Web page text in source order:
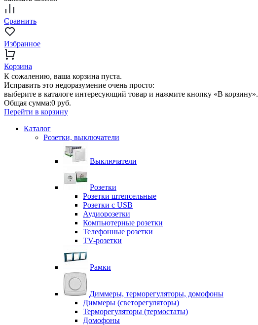
Сравнить
Избранное
Корзина
К сожалению, ваша корзина пуста.
Исправить это недоразумение очень просто:
выберите в каталоге интересующий товар и нажмите кнопку «В корзину».
Общая сумма:0 руб.
Перейти в корзину
Каталог
Розетки, выключатели
Выключатели
Розетки
Розетки штепсельные
Розетки с USB
Аудиорозетки
Компьютерные розетки
Телефонные розетки
TV-розетки
Рамки
Диммеры, терморегуляторы, домофоны
Диммеры (светорегуляторы)
Терморегуляторы (термостаты)
Домофоны